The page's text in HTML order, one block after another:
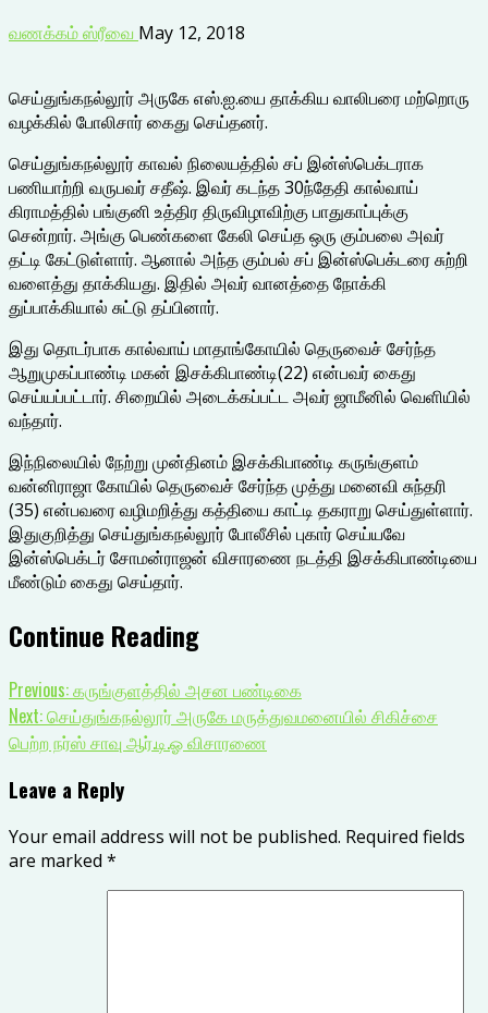
வணக்கம் ஸ்ரீவை May 12, 2018
செய்துங்கநல்லூர் அருகே எஸ்.ஐ.யை தாக்கிய வாலிபரை மற்றொரு
வழக்கில் போலிசார் கைது செய்தனர்.
செய்துங்கநல்லூர் காவல் நிலையத்தில் சப் இன்ஸ்பெக்டராக
பணியாற்றி வருபவர் சதீஷ். இவர் கடந்த 30ந்தேதி கால்வாய்
கிராமத்தில் பங்குனி உத்திர திருவிழாவிற்கு பாதுகாப்புக்கு
சென்றார். அங்கு பெண்களை கேலி செய்த ஒரு கும்பலை அவர்
தட்டி கேட்டுள்ளார். ஆனால் அந்த கும்பல் சப் இன்ஸ்பெக்டரை சுற்றி
வளைத்து தாக்கியது. இதில் அவர் வானத்தை நோக்கி
துப்பாக்கியால் சுட்டு தப்பினார்.
இது தொடர்பாக கால்வாய் மாதாங்கோயில் தெருவைச் சேர்ந்த
ஆறுமுகப்பாண்டி மகன் இசக்கிபாண்டி(22) என்பவர் கைது
செய்யப்பட்டார். சிறையில் அடைக்கப்பட்ட அவர் ஜாமீனில் வெளியில்
வந்தார்.
இந்நிலையில் நேற்று முன்தினம் இசக்கிபாண்டி கருங்குளம்
வன்னிராஜா கோயில் தெருவைச் சேர்ந்த முத்து மனைவி சுந்தரி
(35) என்பவரை வழிமறித்து கத்தியை காட்டி தகராறு செய்துள்ளார்.
இதுகுறித்து செய்துங்கநல்லூர் போலீசில் புகார் செய்யவே
இன்ஸ்பெக்டர் சோமன்ராஜன் விசாரணை நடத்தி இசக்கிபாண்டியை
மீண்டும் கைது செய்தார்.
Continue Reading
Previous:கருங்குளத்தில் அசன பண்டிகை
Next:செய்துங்கநல்லூர் அருகே மருத்துவமனையில் சிகிச்சை
பெற்ற நர்ஸ் சாவு ஆர்.டி.ஓ விசாரணை
Leave a Reply
Your email address will not be published. Required fields
are marked *